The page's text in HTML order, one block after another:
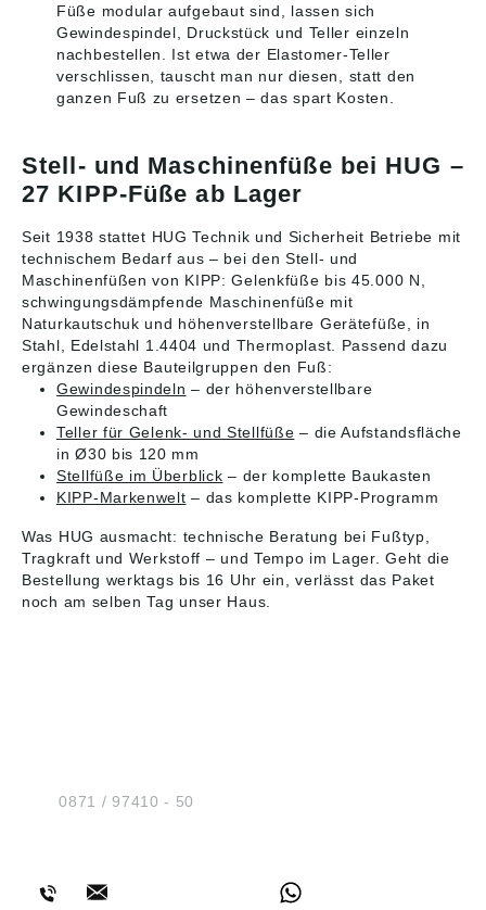
Füße modular aufgebaut sind, lassen sich
Gewindespindel, Druckstück und Teller einzeln
nachbestellen. Ist etwa der Elastomer-Teller
verschlissen, tauscht man nur diesen, statt den
ganzen Fuß zu ersetzen – das spart Kosten.
Stell- und Maschinenfüße bei HUG –
27 KIPP-Füße ab Lager
Seit 1938 stattet HUG Technik und Sicherheit Betriebe mit
technischem Bedarf aus – bei den Stell- und
Maschinenfüßen von KIPP: Gelenkfüße bis 45.000 N,
schwingungsdämpfende Maschinenfüße mit
Naturkautschuk und höhenverstellbare Gerätefüße, in
Stahl, Edelstahl 1.4404 und Thermoplast. Passend dazu
ergänzen diese Bauteilgruppen den Fuß:
Gewindespindeln – der höhenverstellbare
Gewindeschaft
Teller für Gelenk- und Stellfüße – die Aufstandsfläche
in Ø30 bis 120 mm
Stellfüße im Überblick – der komplette Baukasten
KIPP-Markenwelt – das komplette KIPP-Programm
Was HUG ausmacht: technische Beratung bei Fußtyp,
Tragkraft und Werkstoff – und Tempo im Lager. Geht die
Bestellung werktags bis 16 Uhr ein, verlässt das Paket
noch am selben Tag unser Haus.
Tel.:0871 / 97410 - 50